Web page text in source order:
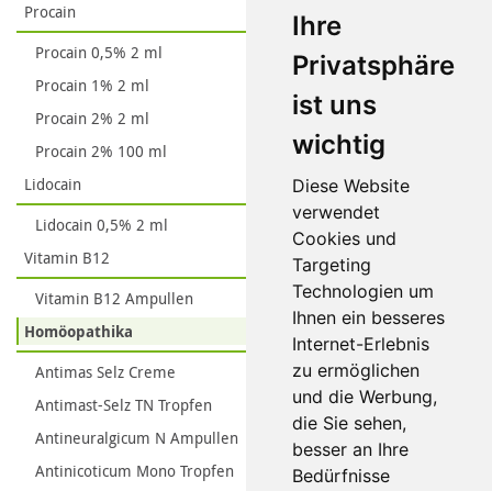
Ihre
Privatsphäre
ist uns
wichtig
Diese Website
verwendet
Cookies und
Targeting
Technologien um
Ihnen ein besseres
Internet-Erlebnis
zu ermöglichen
und die Werbung,
die Sie sehen,
besser an Ihre
Bedürfnisse
Procain
Procain 0,5% 2 ml
Procain 1% 2 ml
Procain 2% 2 ml
Procain 2% 100 ml
Lidocain
Lidocain 0,5% 2 ml
Vitamin B12
Vitamin B12 Ampullen
Homöopathika
Antimas Selz Creme
Antimast-Selz TN Tropfen
Antineuralgicum N Ampullen
Antinicoticum Mono Tropfen